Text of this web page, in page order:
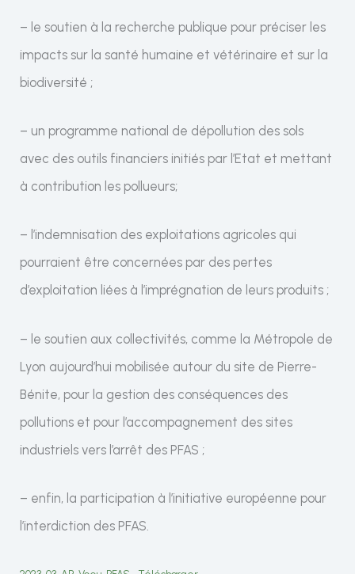
– le soutien à la recherche publique pour préciser les
impacts sur la santé humaine et vétérinaire et sur la
biodiversité ;
– un programme national de dépollution des sols
avec des outils financiers initiés par l’Etat et mettant
à contribution les pollueurs;
– l’indemnisation des exploitations agricoles qui
pourraient être concernées par des pertes
d’exploitation liées à l’imprégnation de leurs produits ;
– le soutien aux collectivités, comme la Métropole de
Lyon aujourd’hui mobilisée autour du site de Pierre-
Bénite, pour la gestion des conséquences des
pollutions et pour l’accompagnement des sites
industriels vers l’arrêt des PFAS ;
– enfin, la participation à l’initiative européenne pour
l’interdiction des PFAS.